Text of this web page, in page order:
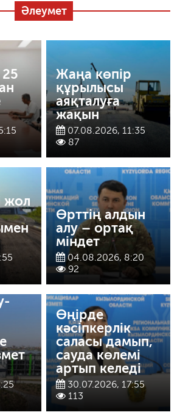
Әлеумет
Жаңа көпір
құрылысы
аяқталуға
жақын
07.08.2026, 11:35
87
жол
Өрттің алдын
алу – ортақ
міндет
04.08.2026, 8:20
92
Өңірде
кәсіпкерлік
саласы дамып,
сауда көлемі
артып келеді
30.07.2026, 17:55
113